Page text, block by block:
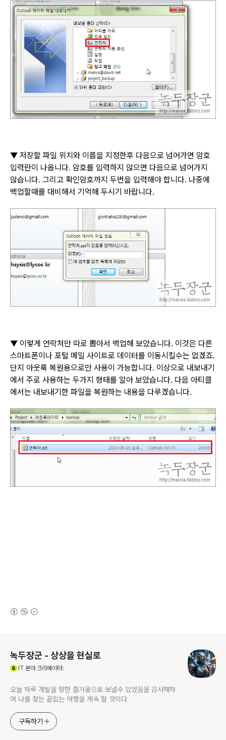
▼ 저장할 파일 위치와 이름을 지정한후 다음으로 넘어가면 암호
입력란이 나옵니다. 암호를 입력하지 않으면 다음으로 넘어가지
않습니다. 그리고 확인암호까지 두번을 입력해야 합니다. 나중에
백업할때를 대비해서 기억해 두시기 바랍니다.
▼ 이렇게 연락처만 따로 뽑아서 백업해 보았습니다. 이것은 다른
스마트폰이나 포털 메일 사이트로 데이터를 이동시킬수는 없겠죠.
단지 아웃룩 복원용으로만 사용이 가능합니다. 이상으로 내보내기
에서 주로 사용하는 두가지 형태를 알아 보았습니다. 다음 아티클
에서는 내보내기한 파일을 복원하는 내용을 다루겠습니다.
녹두장군 - 상상을 현실로
IT 분야 크리에이터
오늘 하루 개발을 향한 즐거움으로 보낼수 있었음을 감사해하
며 나를 찾는 끝없는 여행을 계속 할 것이다
구독하기